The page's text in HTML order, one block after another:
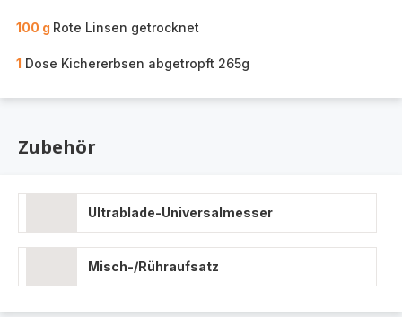
100 g Rote Linsen getrocknet
1 Dose Kichererbsen abgetropft 265g
Zubehör
Ultrablade-Universalmesser
Misch-/Rühraufsatz